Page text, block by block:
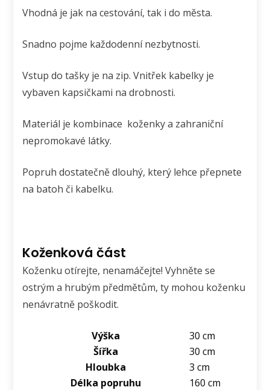
Vhodná je jak na cestování, tak i do města.
Snadno pojme každodenní nezbytnosti.
Vstup do tašky je na zip. Vnitřek kabelky je
vybaven kapsičkami na drobnosti.
Materiál je kombinace koženky a zahraniční
nepromokavé látky.
Popruh dostatečně dlouhý, který lehce přepnete
na batoh či kabelku.
Koženková část
Koženku otírejte, nenamáčejte! Vyhněte se
ostrým a hrubým předmětům, ty mohou koženku
nenávratně poškodit.
Výška
30 cm
Šířka
30 cm
Hloubka
3 cm
Délka popruhu
160 cm